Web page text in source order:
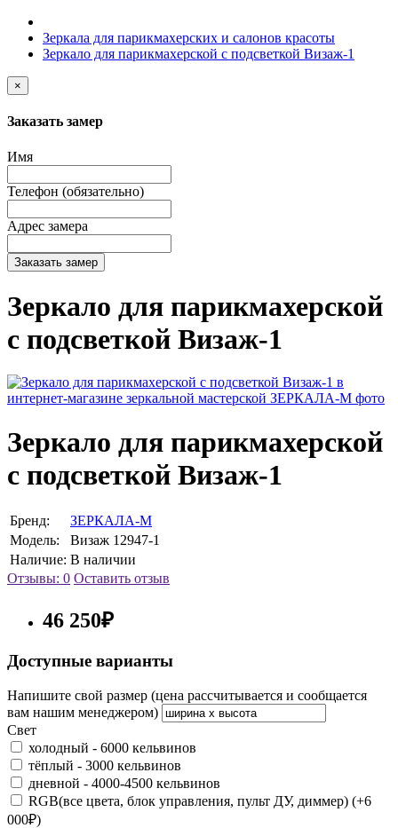
Зеркала для парикмахерских и салонов красоты
Зеркало для парикмахерской с подсветкой Визаж-1
×
Заказать замер
Имя
Телефон (обязательно)
Адрес замера
Заказать замер
Зеркало для парикмахерской
с подсветкой Визаж-1
Зеркало для парикмахерской
с подсветкой Визаж-1
Бренд:
ЗЕРКАЛА-М
Модель:
Визаж 12947-1
Наличие: В наличии
Отзывы: 0 Оставить отзыв
46 250₽
Доступные варианты
Напишите свой размер (цена рассчитывается и сообщается
вам нашим менеджером)
Свет
холодный - 6000 кельвинов
тёплый - 3000 кельвинов
дневной - 4000-4500 кельвинов
RGB(все цвета, блок управления, пульт ДУ, диммер) (+6
000₽)